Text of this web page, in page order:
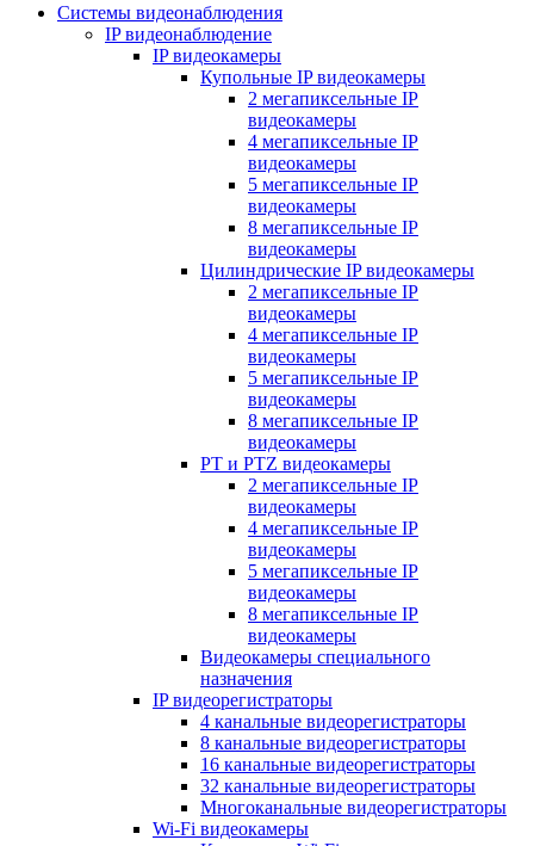
Системы видеонаблюдения
IP видеонаблюдение
IP видеокамеры
Купольные IP видеокамеры
2 мегапиксельные IP
видеокамеры
4 мегапиксельные IP
видеокамеры
5 мегапиксельные IP
видеокамеры
8 мегапиксельные IP
видеокамеры
Цилиндрические IP видеокамеры
2 мегапиксельные IP
видеокамеры
4 мегапиксельные IP
видеокамеры
5 мегапиксельные IP
видеокамеры
8 мегапиксельные IP
видеокамеры
PT и PTZ видеокамеры
2 мегапиксельные IP
видеокамеры
4 мегапиксельные IP
видеокамеры
5 мегапиксельные IP
видеокамеры
8 мегапиксельные IP
видеокамеры
Видеокамеры специального
назначения
IP видеорегистраторы
4 канальные видеорегистраторы
8 канальные видеорегистраторы
16 канальные видеорегистраторы
32 канальные видеорегистраторы
Многоканальные видеорегистраторы
Wi-Fi видеокамеры